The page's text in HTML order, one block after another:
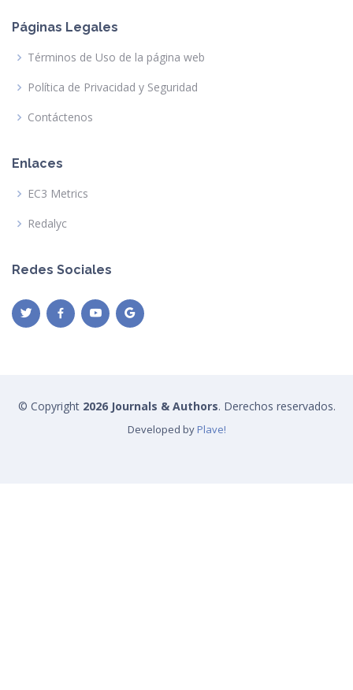
Páginas Legales
Términos de Uso de la página web
Política de Privacidad y Seguridad
Contáctenos
Enlaces
EC3 Metrics
Redalyc
Redes Sociales
© Copyright 2026 Journals & Authors. Derechos reservados.
Developed by Plave!